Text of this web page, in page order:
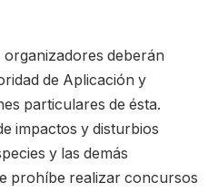
organizadores deberán
de Aplicación y
particulares de ésta.
impactos y disturbios
y las demás
prohíbe realizar concursos